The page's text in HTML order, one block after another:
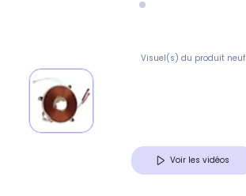
Visuel(s) du produit neuf
Voir les vidéos